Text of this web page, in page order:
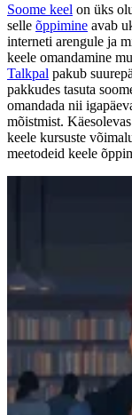
Soome keel on üks
selle õppimine avab
interneti arengule ja
keele omandamine
Talkpal pakub
pakkudes tasuta
omandada nii
mõistmist.
keele kursuste
meetodeid keele